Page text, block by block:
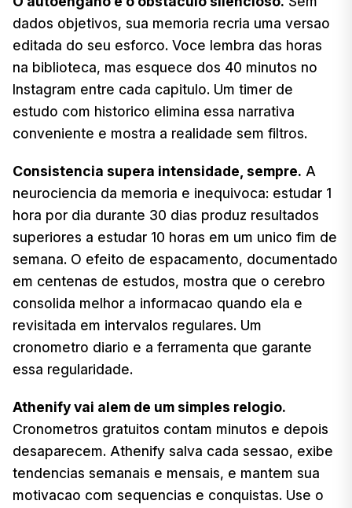
dados objetivos, sua memoria recria uma versao
editada do seu esforco. Voce lembra das horas
na biblioteca, mas esquece dos 40 minutos no
Instagram entre cada capitulo. Um timer de
estudo com historico elimina essa narrativa
conveniente e mostra a realidade sem filtros.
Consistencia supera intensidade, sempre. A
neurociencia da memoria e inequivoca: estudar 1
hora por dia durante 30 dias produz resultados
superiores a estudar 10 horas em um unico fim de
semana. O efeito de espacamento, documentado
em centenas de estudos, mostra que o cerebro
consolida melhor a informacao quando ela e
revisitada em intervalos regulares. Um
cronometro diario e a ferramenta que garante
essa regularidade.
Athenify vai alem de um simples relogio.
Cronometros gratuitos contam minutos e depois
desaparecem. Athenify salva cada sessao, exibe
tendencias semanais e mensais, e mantem sua
motivacao com sequencias e conquistas. Use o